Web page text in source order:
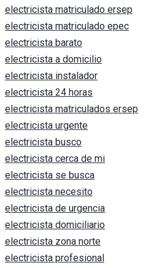
electricista matriculado ersep
electricista matriculado epec
electricista barato
electricista a domicilio
electricista instalador
electricista 24 horas
electricista matriculados ersep
electricista urgente
electricista busco
electricista cerca de mi
electricista se busca
electricista necesito
electricista de urgencia
electricista domiciliario
electricista zona norte
electricista profesional